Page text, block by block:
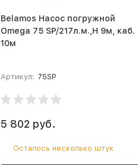
Belamos Насос погружной
Omega 75 SP/217л.м.,Н 9м, каб.
10м
Артикул: 75SP
5 802 руб.
Осталось несколько штук